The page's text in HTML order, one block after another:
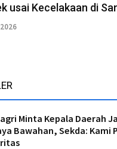
usai Kecelakaan di
Minta Kepala Daerah
Bawahan, Sekda: Kami